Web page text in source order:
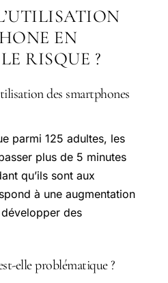
EN
RISQUE ?
des smartphones
parmi 125 adultes, les
plus de 5 minutes
qu’ils sont aux
à une augmentation
des
elle problématique ?